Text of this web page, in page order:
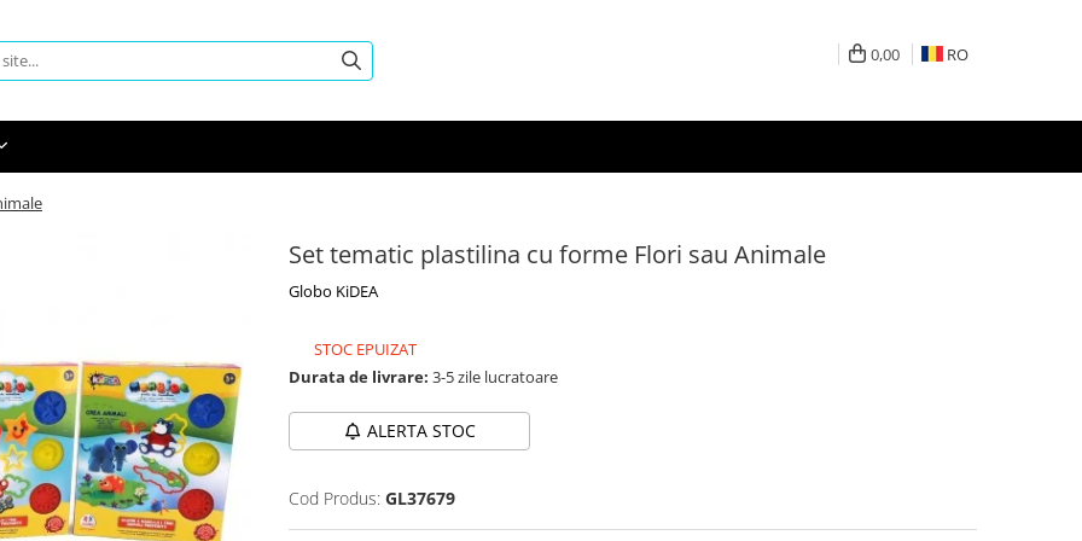
0,00 RO
Set tematic plastilina cu forme Flori sau Animale
Globo KiDEA
STOC EPUIZAT
Durata de livrare: 3-5 zile lucratoare
ALERTA STOC
Cod Produs: GL37679